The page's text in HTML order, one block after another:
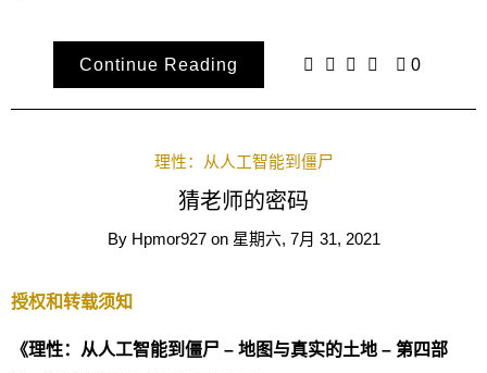
Continue Reading 0
理性：从人工智能到僵尸
猜老师的密码
By Hpmor927 on 星期六, 7月 31, 2021
授权和转载须知
《理性：从人工智能到僵尸 – 地图与真实的土地 – 第四部